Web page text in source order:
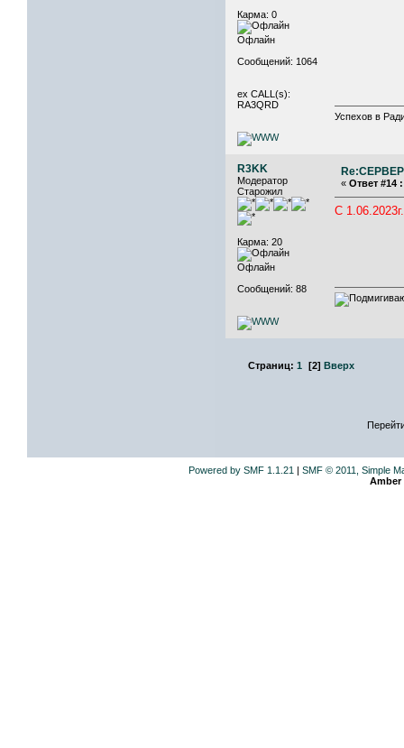
Карма: 0
Офлайн
Сообщений: 1064
ex CALL(s):
RA3QRD
Успехов в
R3KK
Модератор
Старожил
Карма: 20
Офлайн
Сообщений: 88
« Ответ #14 :
C
Страниц: 1 [2] Вверх
Powered by SMF 1.1.21 | SMF © 2011, Simple
Amber